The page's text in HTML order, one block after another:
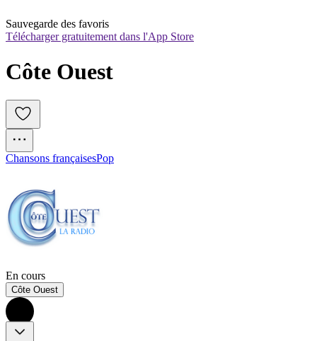
Sauvegarde des favoris
Télécharger gratuitement dans l'App Store
Côte Ouest
Chansons françaisesPop
En cours
Côte Ouest